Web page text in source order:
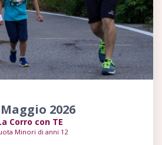
2026
Corro con TE
Minori di anni 12